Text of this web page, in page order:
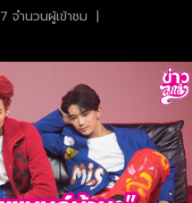
จำนวนผู้เข้าชม |